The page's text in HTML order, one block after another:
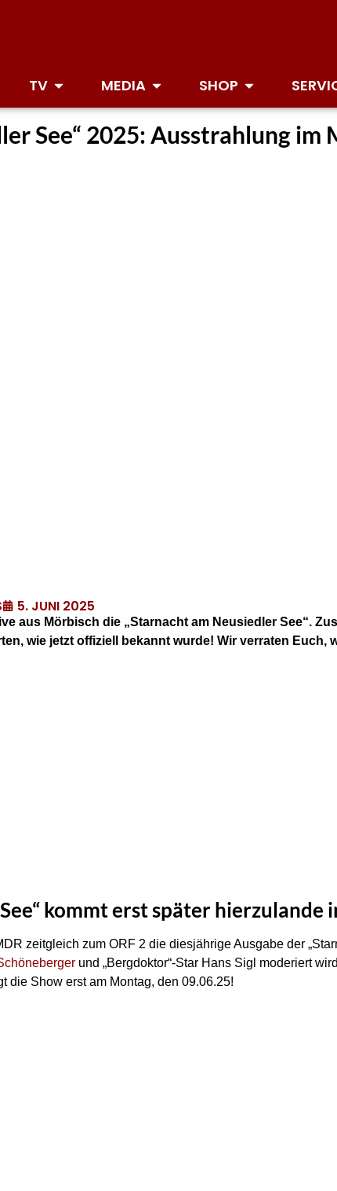
TV MEDIA SHOP
See“ 2025: Ausstrahlung im
5. JUNI 2025
aus Mörbisch die „Starnacht am Neusiedler See“.
wie jetzt offiziell bekannt wurde! Wir verraten Euch,
kommt erst später hierzulande
zeitgleich zum ORF 2 die diesjährige Ausgabe der
und „Bergdoktor“-Star Hans Sigl moderiert
die Show erst am Montag, den 09.06.25!